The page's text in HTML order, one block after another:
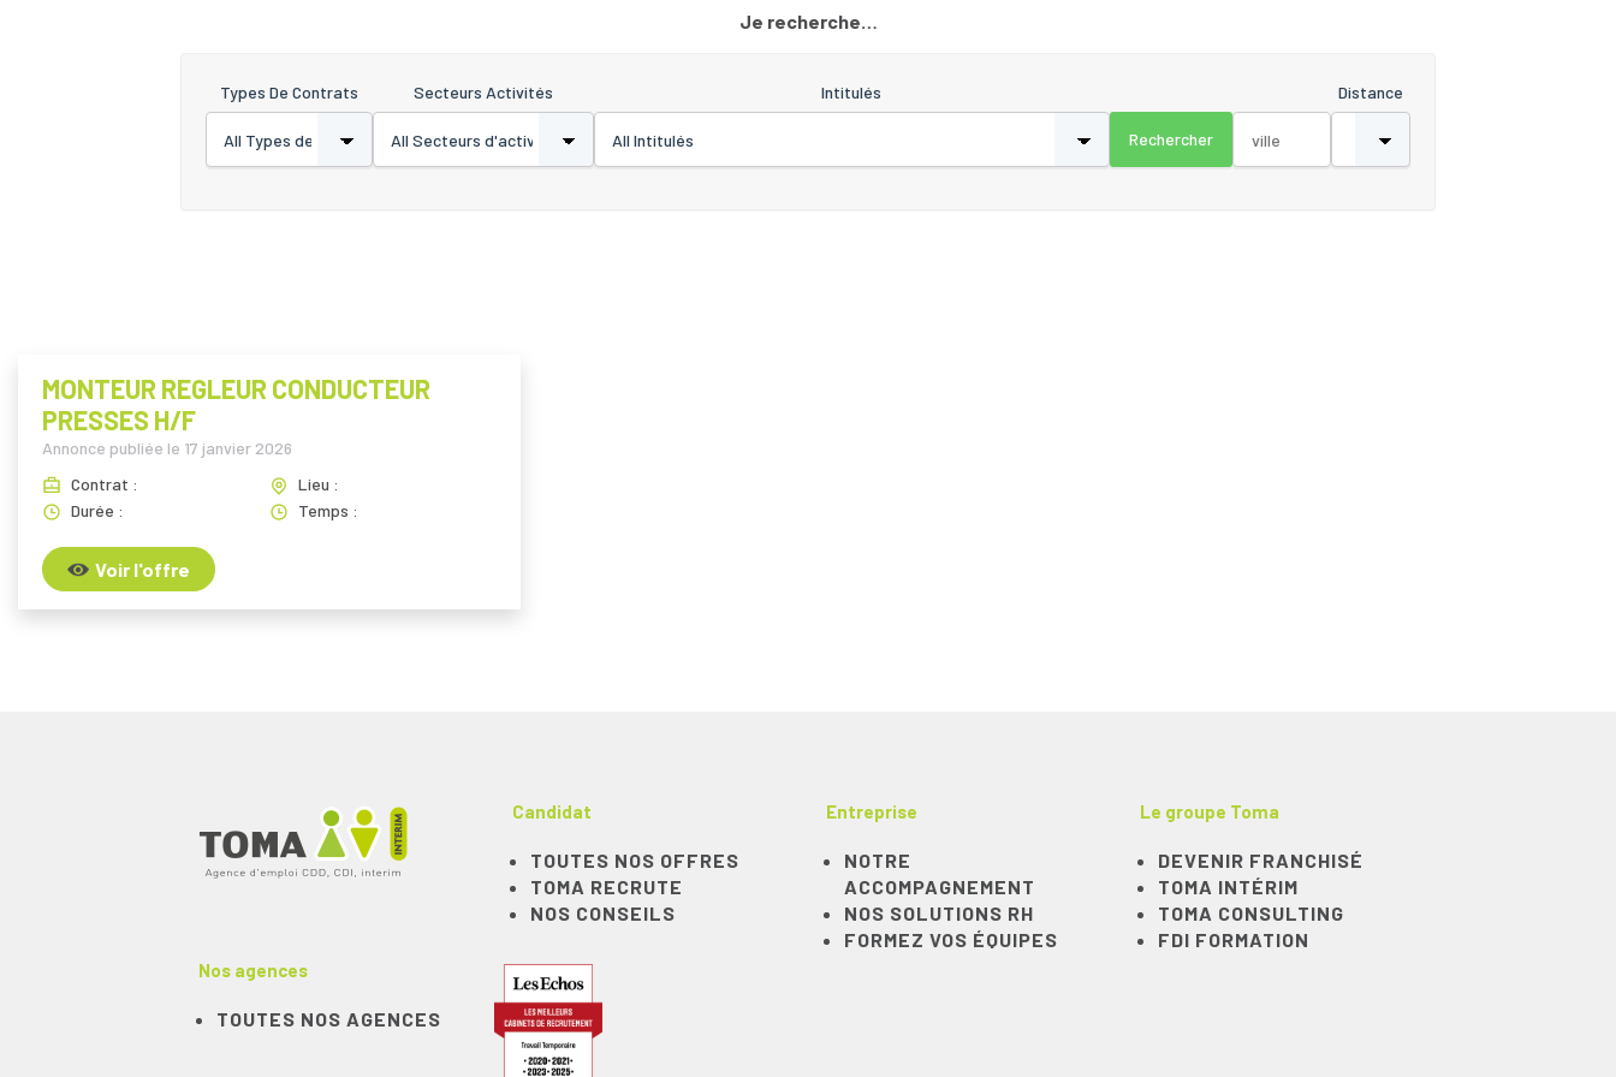
Je recherche…
Distance
Types De Contrats Secteurs Activités Intitulés
MONTEUR REGLEUR CONDUCTEUR
PRESSES H/F
Annonce publiée le 17 janvier 2026
Contrat :
Lieu :
Durée :
Temps :
Voir l'offre
Nos agences
TOUTES NOS AGENCES
Candidat
TOUTES NOS OFFRES
TOMA RECRUTE
NOS CONSEILS
Entreprise
NOTRE
ACCOMPAGNEMENT
NOS SOLUTIONS RH
FORMEZ VOS ÉQUIPES
Le groupe Toma
DEVENIR FRANCHISÉ
TOMA INTÉRIM
TOMA CONSULTING
FDI FORMATION